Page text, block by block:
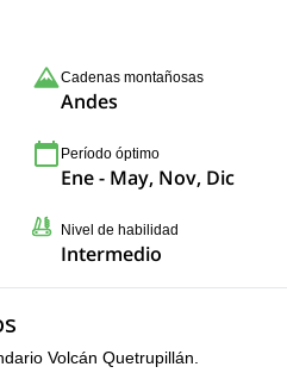
Cadenas montañosas
Andes
Período óptimo
Ene - May, Nov, Dic
Nivel de habilidad
Intermedio
Volcán Quetrupillán.